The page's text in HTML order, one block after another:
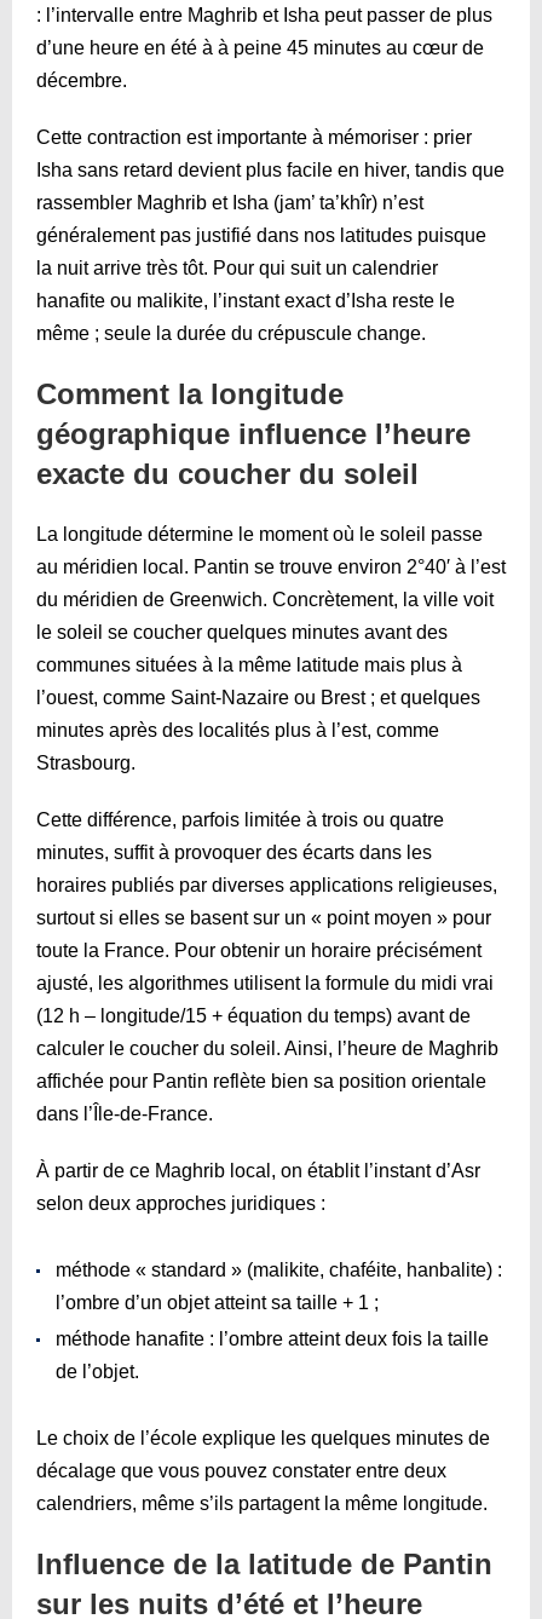
: l’intervalle entre Maghrib et Isha peut passer de plus
d’une heure en été à à peine 45 minutes au cœur de
décembre.
Cette contraction est importante à mémoriser : prier
Isha sans retard devient plus facile en hiver, tandis que
rassembler Maghrib et Isha (jam’ ta’khîr) n’est
généralement pas justifié dans nos latitudes puisque
la nuit arrive très tôt. Pour qui suit un calendrier
hanafite ou malikite, l’instant exact d’Isha reste le
même ; seule la durée du crépuscule change.
Comment la longitude
géographique influence l’heure
exacte du coucher du soleil
La longitude détermine le moment où le soleil passe
au méridien local. Pantin se trouve environ 2°40′ à l’est
du méridien de Greenwich. Concrètement, la ville voit
le soleil se coucher quelques minutes avant des
communes situées à la même latitude mais plus à
l’ouest, comme Saint-Nazaire ou Brest ; et quelques
minutes après des localités plus à l’est, comme
Strasbourg.
Cette différence, parfois limitée à trois ou quatre
minutes, suffit à provoquer des écarts dans les
horaires publiés par diverses applications religieuses,
surtout si elles se basent sur un « point moyen » pour
toute la France. Pour obtenir un horaire précisément
ajusté, les algorithmes utilisent la formule du midi vrai
(12 h – longitude/15 + équation du temps) avant de
calculer le coucher du soleil. Ainsi, l’heure de Maghrib
affichée pour Pantin reflète bien sa position orientale
dans l’Île-de-France.
À partir de ce Maghrib local, on établit l’instant d’Asr
selon deux approches juridiques :
méthode « standard » (malikite, chaféite, hanbalite) :
l’ombre d’un objet atteint sa taille + 1 ;
méthode hanafite : l’ombre atteint deux fois la taille
de l’objet.
Le choix de l’école explique les quelques minutes de
décalage que vous pouvez constater entre deux
calendriers, même s’ils partagent la même longitude.
Influence de la latitude de Pantin
sur les nuits d’été et l’heure